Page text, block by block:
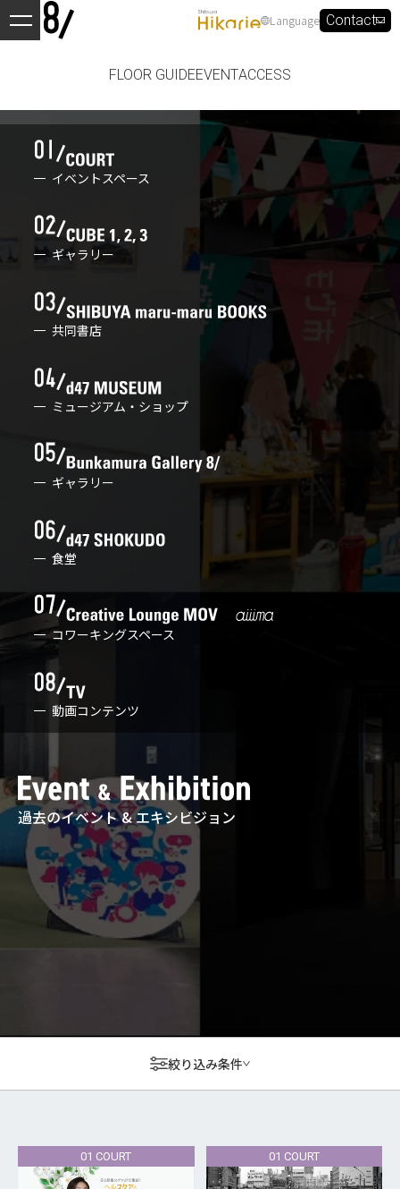
Language Contact
FLOOR GUIDEEVENTACCESS
イベントスペース
ギャラリー
共同書店
ミュージアム・ショップ
ギャラリー
食堂
コワーキングスペース
動画コンテンツ
過去のイベント & エキシビジョン
絞り込み条件
01 COURT 01 COURT